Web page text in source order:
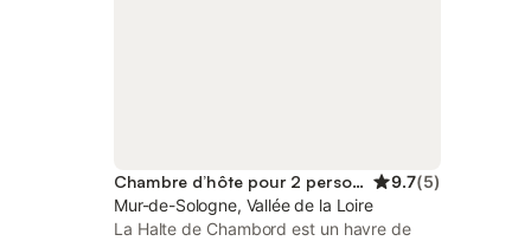
Chambre d’hôte pour 2 personnes 9.7(5)
Mur-de-Sologne, Vallée de la Loire
La Halte de Chambord est un havre de